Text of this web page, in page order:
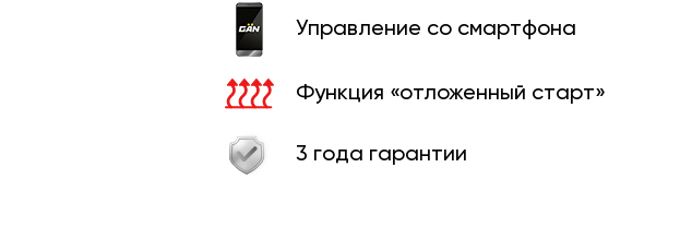
Управление со смартфона
Функция «отложенный старт»
3 года гарантии